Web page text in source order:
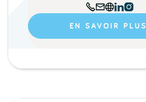

EN SAVOIR PLUS